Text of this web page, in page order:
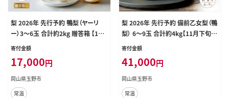
梨 2026年 先行予約 鴨梨（ヤーリ
ー）3～6玉 合計約2kg 贈答箱 【11
月下旬～12月中旬頃発送】ナシ なし
石原果樹園
寄付金額
17,000円
岡山県玉野市
常温
梨 2026年 先行予約 備前乙女梨（鴨
梨） 6～9玉 合計約4kg【11月下旬～
12月中旬頃発送】ナシ なし 岡山県
果樹園
寄付金額
41,000円
岡山県玉野市
常温